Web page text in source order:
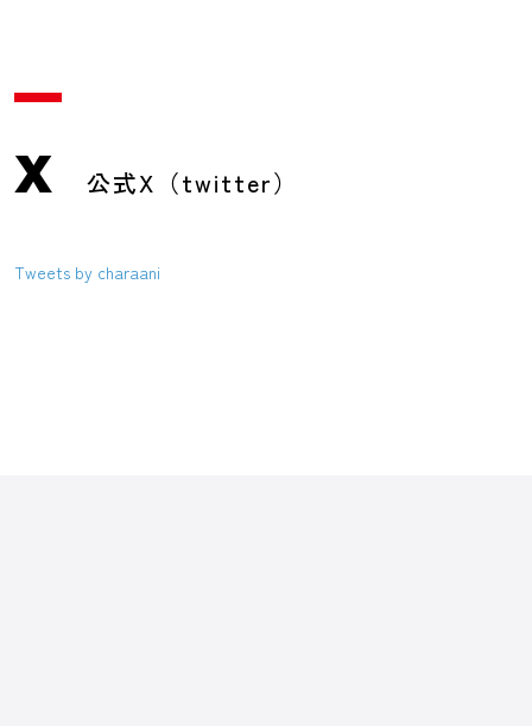
X 公式X（twitter）
Tweets by charaani